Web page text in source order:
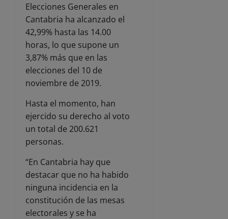
Elecciones Generales en
Cantabria ha alcanzado el
42,99% hasta las 14.00
horas, lo que supone un
3,87% más que en las
elecciones del 10 de
noviembre de 2019.
Hasta el momento, han
ejercido su derecho al voto
un total de 200.621
personas.
“En Cantabria hay que
destacar que no ha habido
ninguna incidencia en la
constitución de las mesas
electorales y se ha